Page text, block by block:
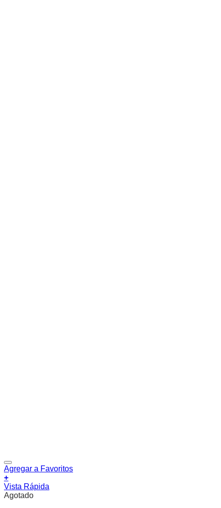
Agregar a Favoritos
+
Vista Rápida
Agotado